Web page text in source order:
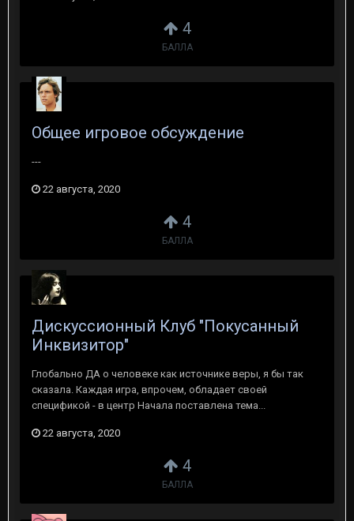
4
БАЛЛА
4
БАЛЛА
Общее игровое обсуждение
---
22 августа, 2020
4
БАЛЛА
Дискуссионный Клуб "Покусанный
Инквизитор"
Глобально ДА о человеке как источнике веры, я бы так
сказала. Каждая игра, впрочем, обладает своей
спецификой - в центр Начала поставлена тема...
22 августа, 2020